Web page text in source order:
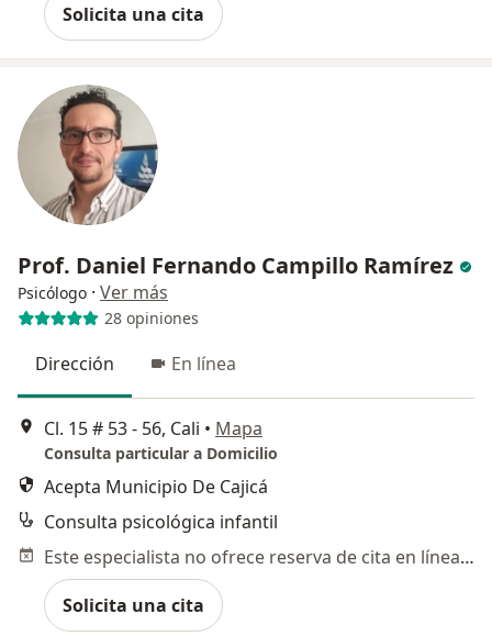
Solicita una cita
Prof. Daniel Fernando Campillo Ramírez
Psicólogo · Ver más
28 opiniones
Dirección En línea
Cl. 15 # 53 - 56, Cali • Mapa
Consulta particular a Domicilio
Acepta Municipio De Cajicá
Consulta psicológica infantil
Este especialista no ofrece reserva de cita en línea en esta dirección.
Solicita una cita